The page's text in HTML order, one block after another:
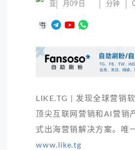
亚
月09日
分钟
LIKE.TG | 发现全球营销
顶尖互联网营销和AI营销
式出海营销解决方案。唯
www.like.tg